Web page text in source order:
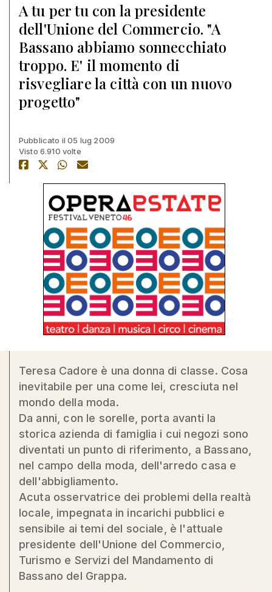
A tu per tu con la presidente
dell'Unione del Commercio. "A
Bassano abbiamo sonnecchiato
troppo. E' il momento di
risvegliare la città con un nuovo
progetto"
Pubblicato il 05 lug 2009
Visto 6.910 volte
Teresa Cadore è una donna di classe. Cosa
inevitabile per una come lei, cresciuta nel
mondo della moda.
Da anni, con le sorelle, porta avanti la
storica azienda di famiglia i cui negozi sono
diventati un punto di riferimento, a Bassano,
nel campo della moda, dell'arredo casa e
dell'abbigliamento.
Acuta osservatrice dei problemi della realtà
locale, impegnata in incarichi pubblici e
sensibile ai temi del sociale, è l'attuale
presidente dell'Unione del Commercio,
Turismo e Servizi del Mandamento di
Bassano del Grappa.